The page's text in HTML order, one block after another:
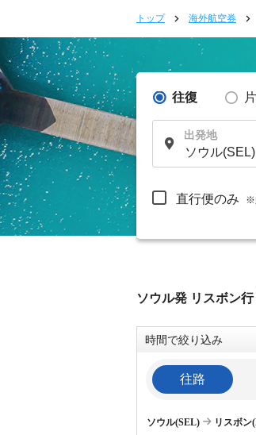
トップ 海外航空券
往復
出発地
直行便のみ ※
ソウル発 リスボン
時間で絞り込み
往路
ソウル(SEL) リスボン